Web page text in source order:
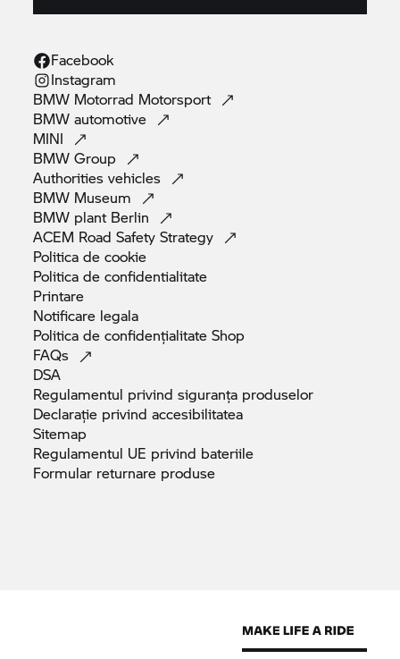
Facebook
Instagram
BMW Motorrad Motorsport
BMWautomotive
MINI
BMWGroup
Authoritiesvehicles
BMW Museum
BMW plant Berlin
ACEM Road SafetyStrategy
Politica decookie
Politica deconfidentialitate
Printare
Notificare legala
Politica de confidențialitateShop
FAQs
DSA
Regulamentul privind siguranța produselor
Declarație privindaccesibilitatea
Sitemap
Regulamentul UE privind bateriile
Formular returnare produse